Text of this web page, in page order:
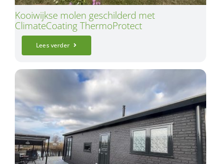
Kooiwijkse molen geschilderd met
ClimateCoating ThermoProtect
Lees verder